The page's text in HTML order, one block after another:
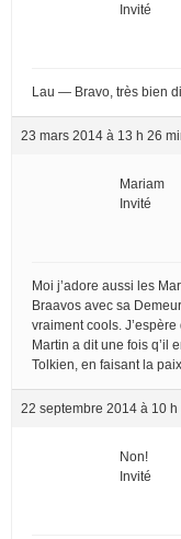
Invité
Lau — Bravo, très bien
23 mars 2014 à 13 h 26
Mariam
Invité
Moi j’adore aussi les
Braavos avec sa
vraiment cools.
Martin a dit une fois q’il
Tolkien, en faisant la paix.
22 septembre 2014 à 10 h
Non!
Invité